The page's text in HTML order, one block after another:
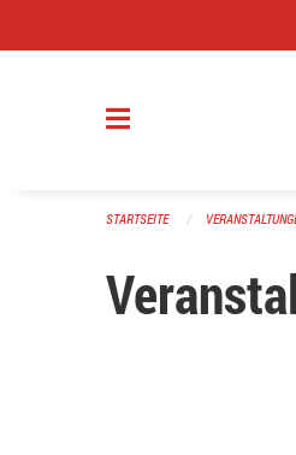
STARTSEITE